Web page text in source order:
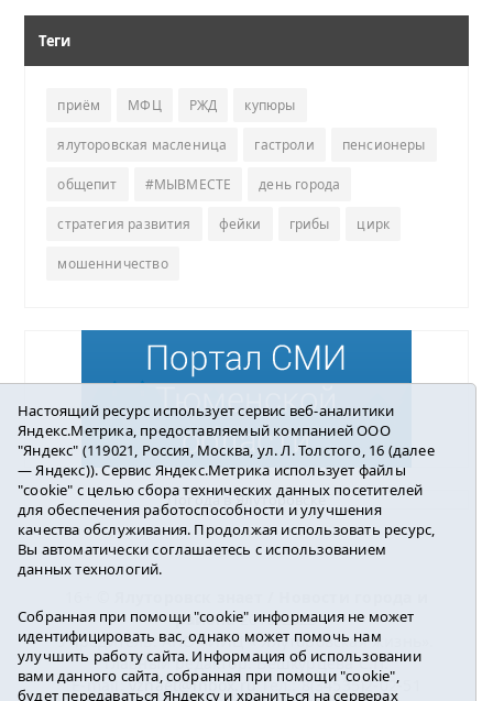
Теги
приём МФЦ РЖД купюры
ялуторовская масленица гастроли пенсионеры
общепит #МЫВМЕСТЕ день города
стратегия развития фейки грибы цирк
мошенничество
Погода в Ялуторовске
района2016-2023
Учредитель: АНО «ИИЦ « Ялуторовская жизнь».
Главный редактор: Вешкурцева С.П.
E-mail:yznaet@inbox.ruТел.: 8(34535)2-02-51
Настоящий ресурс использует сервис веб-аналитики
Яндекс.Метрика, предоставляемый компанией ООО
"Яндекс" (119021, Россия, Москва, ул. Л. Толстого, 16 (далее
— Яндекс)). Сервис Яндекс.Метрика использует файлы
"cookie" с целью сбора технических данных посетителей
для обеспечения работоспособности и улучшения
качества обслуживания. Продолжая использовать ресурс,
Вы автоматически соглашаетесь с использованием
данных технологий.
Собранная при помощи "cookie" информация не может
идентифицировать вас, однако может помочь нам
улучшить работу сайта. Информация об использовании
вами данного сайта, собранная при помощи "cookie",
будет передаваться Яндексу и храниться на серверах